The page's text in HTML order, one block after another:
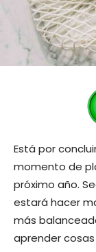
Está por
momento de
próximo año.
estará hacer
más
aprender